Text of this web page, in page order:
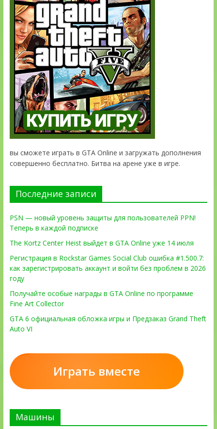
вы сможете играть в GTA Online и загружать дополнения
совершенно бесплатно. Битва на арене уже в игре.
Последние записи
PSN — новый уровень защиты для пользователей PPN!
Теперь в каждой подписке
The Kortz Center Heist выйдет в GTA Online уже 14 июля
Регистрация в Rockstar Games Social Club ошибка #1.500.7:
как зарегистрировать аккаунт и войти без проблем в 2026
году
Получайте особые награды в GTA Online по программе
Fine Art Collector
GTA 6 официальная обложка игры и Предзаказ Grand Theft
Auto VI
Играть вместе
Машины